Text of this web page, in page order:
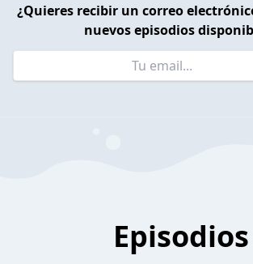
¿Quieres recibir un correo
nuevos episodios
Episodios